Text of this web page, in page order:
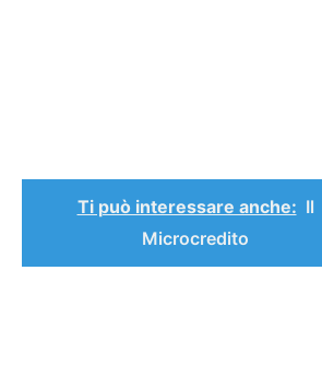
Ti può interessare anche: Il
Microcredito